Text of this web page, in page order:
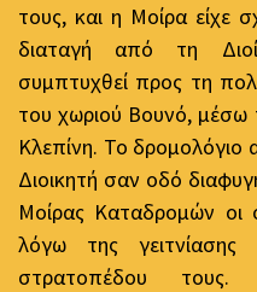
τους, και η Μοίρα είχε
διαταγή από τη
συμπτυχθεί προς τη
του χωριού Βουνό, μέσω
Κλεπίνη. Το δρομολόγιο
Διοικητή σαν οδό
Μοίρας Καταδρομών οι
λόγω της
στρατοπέδου